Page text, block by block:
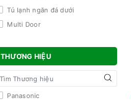
Tủ lạnh ngăn đá dưới
Multi Door
THƯƠNG HIỆU
Panasonic